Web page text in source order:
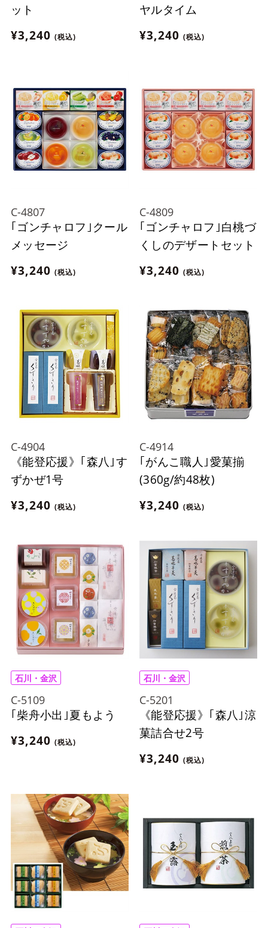
ット
¥3,240 (税込)
ヤルタイム
¥3,240 (税込)
C-4807
｢ゴンチャロフ｣クール
メッセージ
¥3,240 (税込)
C-4809
｢ゴンチャロフ｣白桃づ
くしのデザートセット
¥3,240 (税込)
C-4904
《能登応援》｢森八｣す
ずかぜ1号
¥3,240 (税込)
C-4914
｢がんこ職人｣愛菓揃
(360g/約48枚)
¥3,240 (税込)
石川・金沢
C-5109
｢柴舟小出｣夏もよう
¥3,240 (税込)
石川・金沢
C-5201
《能登応援》｢森八｣涼
菓詰合せ2号
¥3,240 (税込)